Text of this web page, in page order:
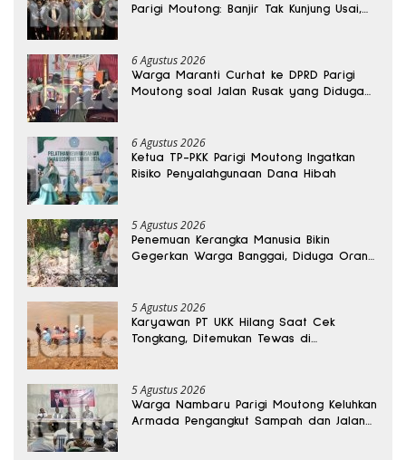
Parigi Moutong: Banjir Tak Kunjung Usai,
6 Agustus 2026
Warga Maranti Curhat ke DPRD Parigi
Moutong soal Jalan Rusak yang Diduga
6 Agustus 2026
Ketua TP-PKK Parigi Moutong Ingatkan
Risiko Penyalahgunaan Dana Hibah
5 Agustus 2026
Penemuan Kerangka Manusia Bikin
Gegerkan Warga Banggai, Diduga Orang
5 Agustus 2026
Karyawan PT UKK Hilang Saat Cek
Tongkang, Ditemukan Tewas di
5 Agustus 2026
Warga Nambaru Parigi Moutong Keluhkan
Armada Pengangkut Sampah dan Jalan